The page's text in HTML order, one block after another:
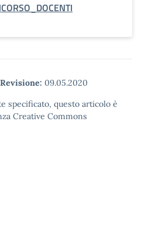
Revisione: 09.05.2020
specificato, questo articolo è
Creative Commons